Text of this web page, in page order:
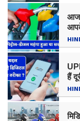
आज
हैं
?